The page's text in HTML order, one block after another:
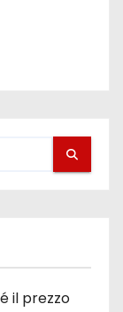
il prezzo